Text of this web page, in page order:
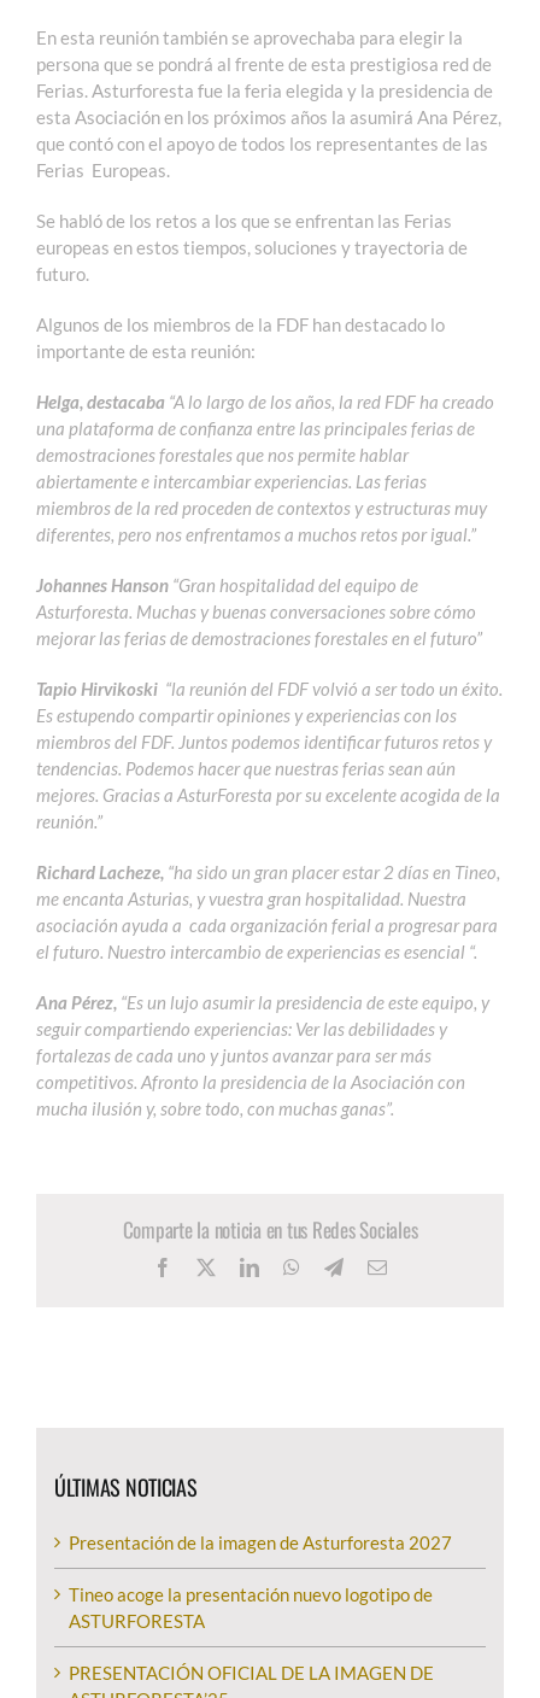
En esta reunión también se aprovechaba para elegir la
persona que se pondrá al frente de esta prestigiosa red de
Ferias. Asturforesta fue la feria elegida y la presidencia de
esta Asociación en los próximos años la asumirá Ana Pérez,
que contó con el apoyo de todos los representantes de las
Ferias Europeas.
Se habló de los retos a los que se enfrentan las Ferias
europeas en estos tiempos, soluciones y trayectoria de
futuro.
Algunos de los miembros de la FDF han destacado lo
importante de esta reunión:
Helga, destacaba “A lo largo de los años, la red FDF ha creado
una plataforma de confianza entre las principales ferias de
demostraciones forestales que nos permite hablar
abiertamente e intercambiar experiencias. Las ferias
miembros de la red proceden de contextos y estructuras muy
diferentes, pero nos enfrentamos a muchos retos por igual.”
Johannes Hanson “Gran hospitalidad del equipo de
Asturforesta. Muchas y buenas conversaciones sobre cómo
mejorar las ferias de demostraciones forestales en el futuro”
Tapio Hirvikoski “la reunión del FDF volvió a ser todo un éxito.
Es estupendo compartir opiniones y experiencias con los
miembros del FDF. Juntos podemos identificar futuros retos y
tendencias. Podemos hacer que nuestras ferias sean aún
mejores. Gracias a AsturForesta por su excelente acogida de la
reunión.”
Richard Lacheze, “ha sido un gran placer estar 2 días en Tineo,
me encanta Asturias, y vuestra gran hospitalidad. Nuestra
asociación ayuda a cada organización ferial a progresar para
el futuro. Nuestro intercambio de experiencias es esencial “.
Ana Pérez, “Es un lujo asumir la presidencia de este equipo, y
seguir compartiendo experiencias: Ver las debilidades y
fortalezas de cada uno y juntos avanzar para ser más
competitivos. Afronto la presidencia de la Asociación con
mucha ilusión y, sobre todo, con muchas ganas”.
Comparte la noticia en tus Redes Sociales
Facebook LinkedInWhatsApp
TelegramCorreo
ÚLTIMAS NOTICIAS
Presentación de la imagen de Asturforesta 2027
Tineo acoge la presentación nuevo logotipo de
ASTURFORESTA
PRESENTACIÓN OFICIAL DE LA IMAGEN DE